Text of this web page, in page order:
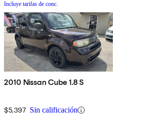
Incluye tarifas de conc.
2010 Nissan Cube 1.8 S
$5,397 Sin calificación